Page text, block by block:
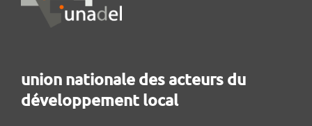
union nationale des acteurs du
développement local